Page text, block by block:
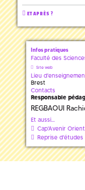
ET APRÈS ?
Infos pratiques
Faculté des
Site web
Lieu
Brest
Contacts
Responsable
REGBAOUI
Et aussi...
Cap'Avenir
Reprise d'études